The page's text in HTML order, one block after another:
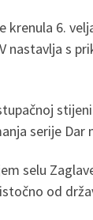
krenula 6.
nastavlja s
serije Dar
selu
od